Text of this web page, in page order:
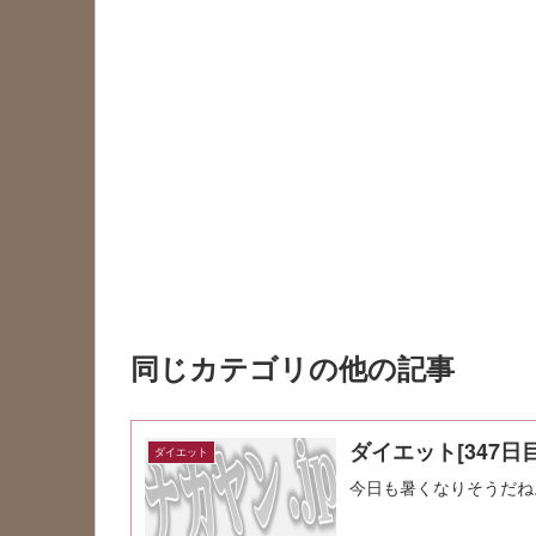
同じカテゴリの他の記事
ダイエット ダイエット[347日
今日も暑くなりそうだ